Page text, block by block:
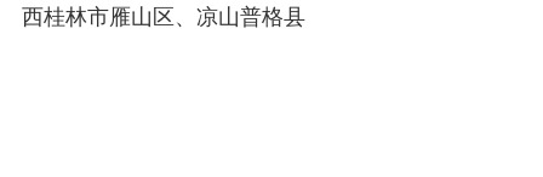
西桂林市雁山区、凉山普格县